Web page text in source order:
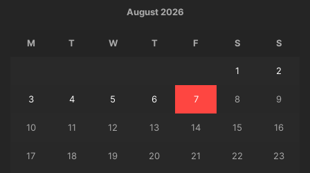
August 2026
M T W T F S S
1 2
3 4 5 6 7 8 9
10 11 12 13 14 15 16
17 18 19 20 21 22 23